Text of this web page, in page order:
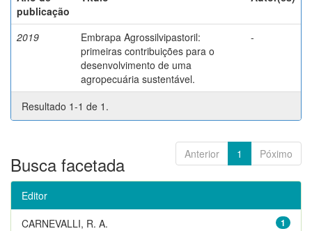
publicação
2019
Embrapa Agrossilvipastoril:
primeiras contribuições para o
desenvolvimento de uma
agropecuária sustentável.
-
Resultado 1-1 de 1.
Anterior 1 Póximo
Busca facetada
Editor
1
CARNEVALLI, R. A.